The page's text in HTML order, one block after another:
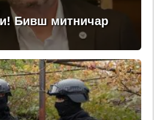
Бивш митничар